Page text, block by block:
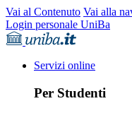
Vai al Contenuto Vai alla
Login personale UniBa
Servizi online
Per Studenti